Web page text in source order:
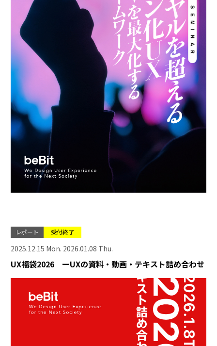
レポート 受付終了
2025.12.15 Mon. 2026.01.08 Thu.
UX福袋2026 ーUXの資料・動画・テキスト詰め合わせ